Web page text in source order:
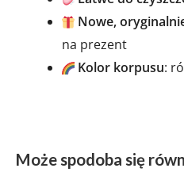
Nowe,
na prezent
Kolor korpusu:
Może spodoba się